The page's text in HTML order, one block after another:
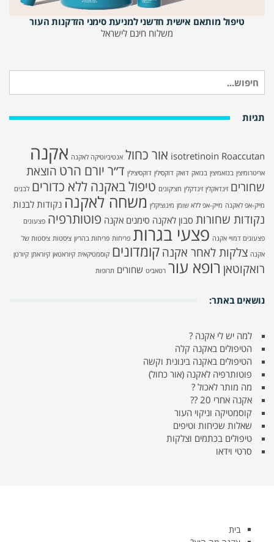
טיפול מותאם אישית חדשני למניעת סימני הזדקנות העור
משלוח חינם לישראל
עבור:
תגיות
isotretinoin Roaccutan אור כחול אנטיביוטיקה לאקנה אקנה
אריטרומיצין בנזאמיצין בנזאק דואק דוקסילין דוקסיצילין ד״ר יורם הרט הוצאת
שחורים זינדאקלין זינדקלין חצ׳קונים טיפול באקנה ללא כדורים לבנים
מייק-אפ לאקנה מייק-אפ ללא שומן מינוציקלין משחה לאקנה נקודות לבנות
נקודות שחורות סבון לאקנה סימנים אקנה פוטותרפיה פצעונים
פצעונים דמויי אקנה פצעי בגרות פריחות פריחות בהריון ציסטות ציסטות של
אקנה צלקות לאחר אקנה קומדונים קוסמטיקאית קיוראטאן קיוראתן קיורטן
רואקוטאן רופא עור רטאביט שחורים תרופות
נושאים באתר:
למה יש לי אקנה ?
הטיפולים באקנה קלה
הטיפולים באקנה בינונית וקשה
פוטותרפיה לאקנה (אור כחול)
מה מותר לאכול ?
אקנה אחרי 20 ??
קוסמטיקה וניקוי העור
שאלות שכיחות וטיפים
טיפולים בכתמים וצלקות
סרטי וידאו
בית